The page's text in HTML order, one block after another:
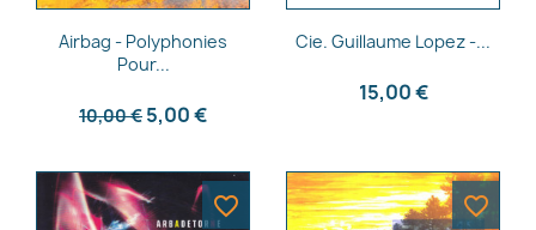
Aperçu rapide
Airbag - Polyphonies
Pour...
10,00 € 5,00 €
Aperçu rapide
Cie. Guillaume Lopez -...
15,00 €
favorite_border favorite_border